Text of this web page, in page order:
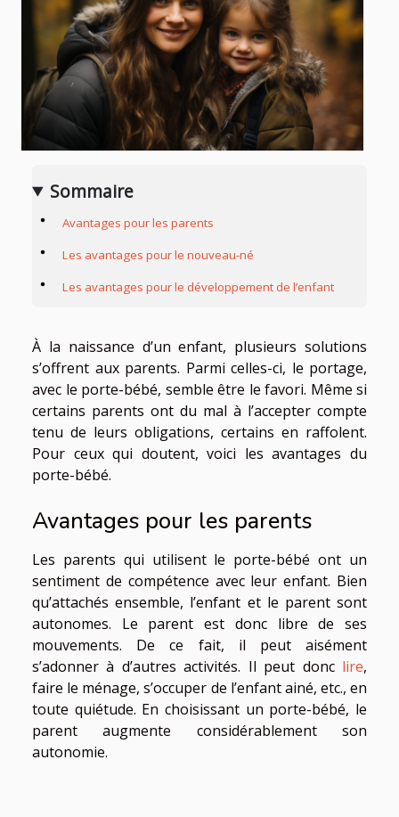
Sommaire
Avantages pour les parents
Les avantages pour le nouveau-né
Les avantages pour le développement de l’enfant
À la naissance d’un enfant, plusieurs solutions
s’offrent aux parents. Parmi celles-ci, le portage,
avec le porte-bébé, semble être le favori. Même si
certains parents ont du mal à l’accepter compte
tenu de leurs obligations, certains en raffolent.
Pour ceux qui doutent, voici les avantages du
porte-bébé.
Avantages pour les parents
Les parents qui utilisent le porte-bébé ont un
sentiment de compétence avec leur enfant. Bien
qu’attachés ensemble, l’enfant et le parent sont
autonomes. Le parent est donc libre de ses
mouvements. De ce fait, il peut aisément
s’adonner à d’autres activités. Il peut donc lire,
faire le ménage, s’occuper de l’enfant ainé, etc., en
toute quiétude. En choisissant un porte-bébé, le
parent augmente considérablement son
autonomie.